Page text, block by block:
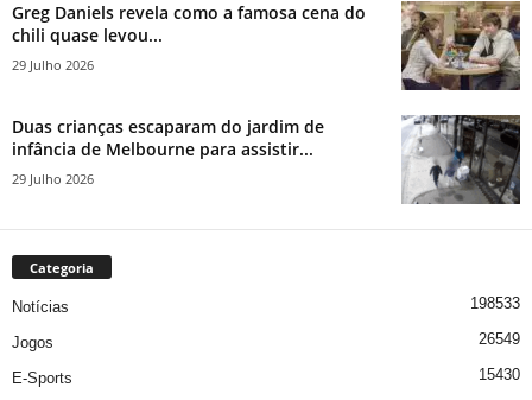
Greg Daniels revela como a famosa cena do
chili quase levou...
29 Julho 2026
Duas crianças escaparam do jardim de
infância de Melbourne para assistir...
29 Julho 2026
Categoria
Notícias 198533
Jogos 26549
E-Sports 15430